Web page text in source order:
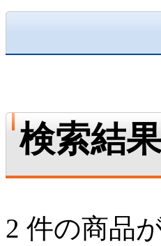
検索結果
2 件の商品